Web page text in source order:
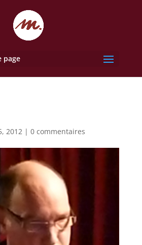
page
2012| 0 commentaires